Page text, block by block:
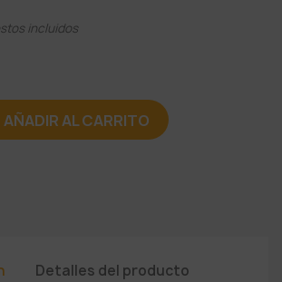
incluidos
AÑADIR AL CARRITO
Detalles del producto